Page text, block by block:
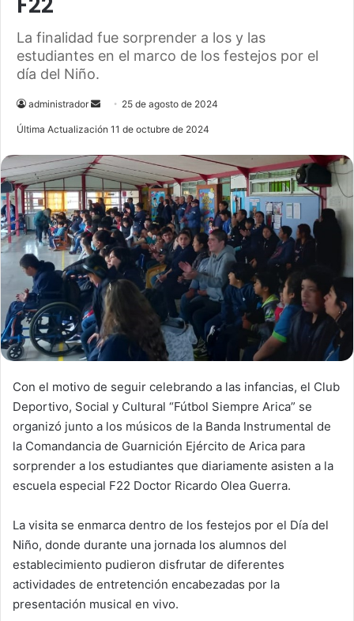
La finalidad fue sorprender a los y las
estudiantes en el marco de los festejos por el
día del Niño.
administrador
e
d
a
n
e
m
a
i
l
25 de agosto de 2024
Última Actualización 11 de octubre de 2024
Con el motivo de seguir celebrando a las infancias, el Club
Deportivo, Social y Cultural “Fútbol Siempre Arica” se
organizó junto a los músicos de la Banda Instrumental de
la Comandancia de Guarnición Ejército de Arica para
sorprender a los estudiantes que diariamente asisten a la
escuela especial F22 Doctor Ricardo Olea Guerra.
La visita se enmarca dentro de los festejos por el Día del
Niño, donde durante una jornada los alumnos del
establecimiento pudieron disfrutar de diferentes
actividades de entretención encabezadas por la
presentación musical en vivo.